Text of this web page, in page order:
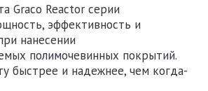
Graco Reactor серии
эффективность и
нанесении
полимочевинных покрытий.
быстрее и надежнее, чем когда-